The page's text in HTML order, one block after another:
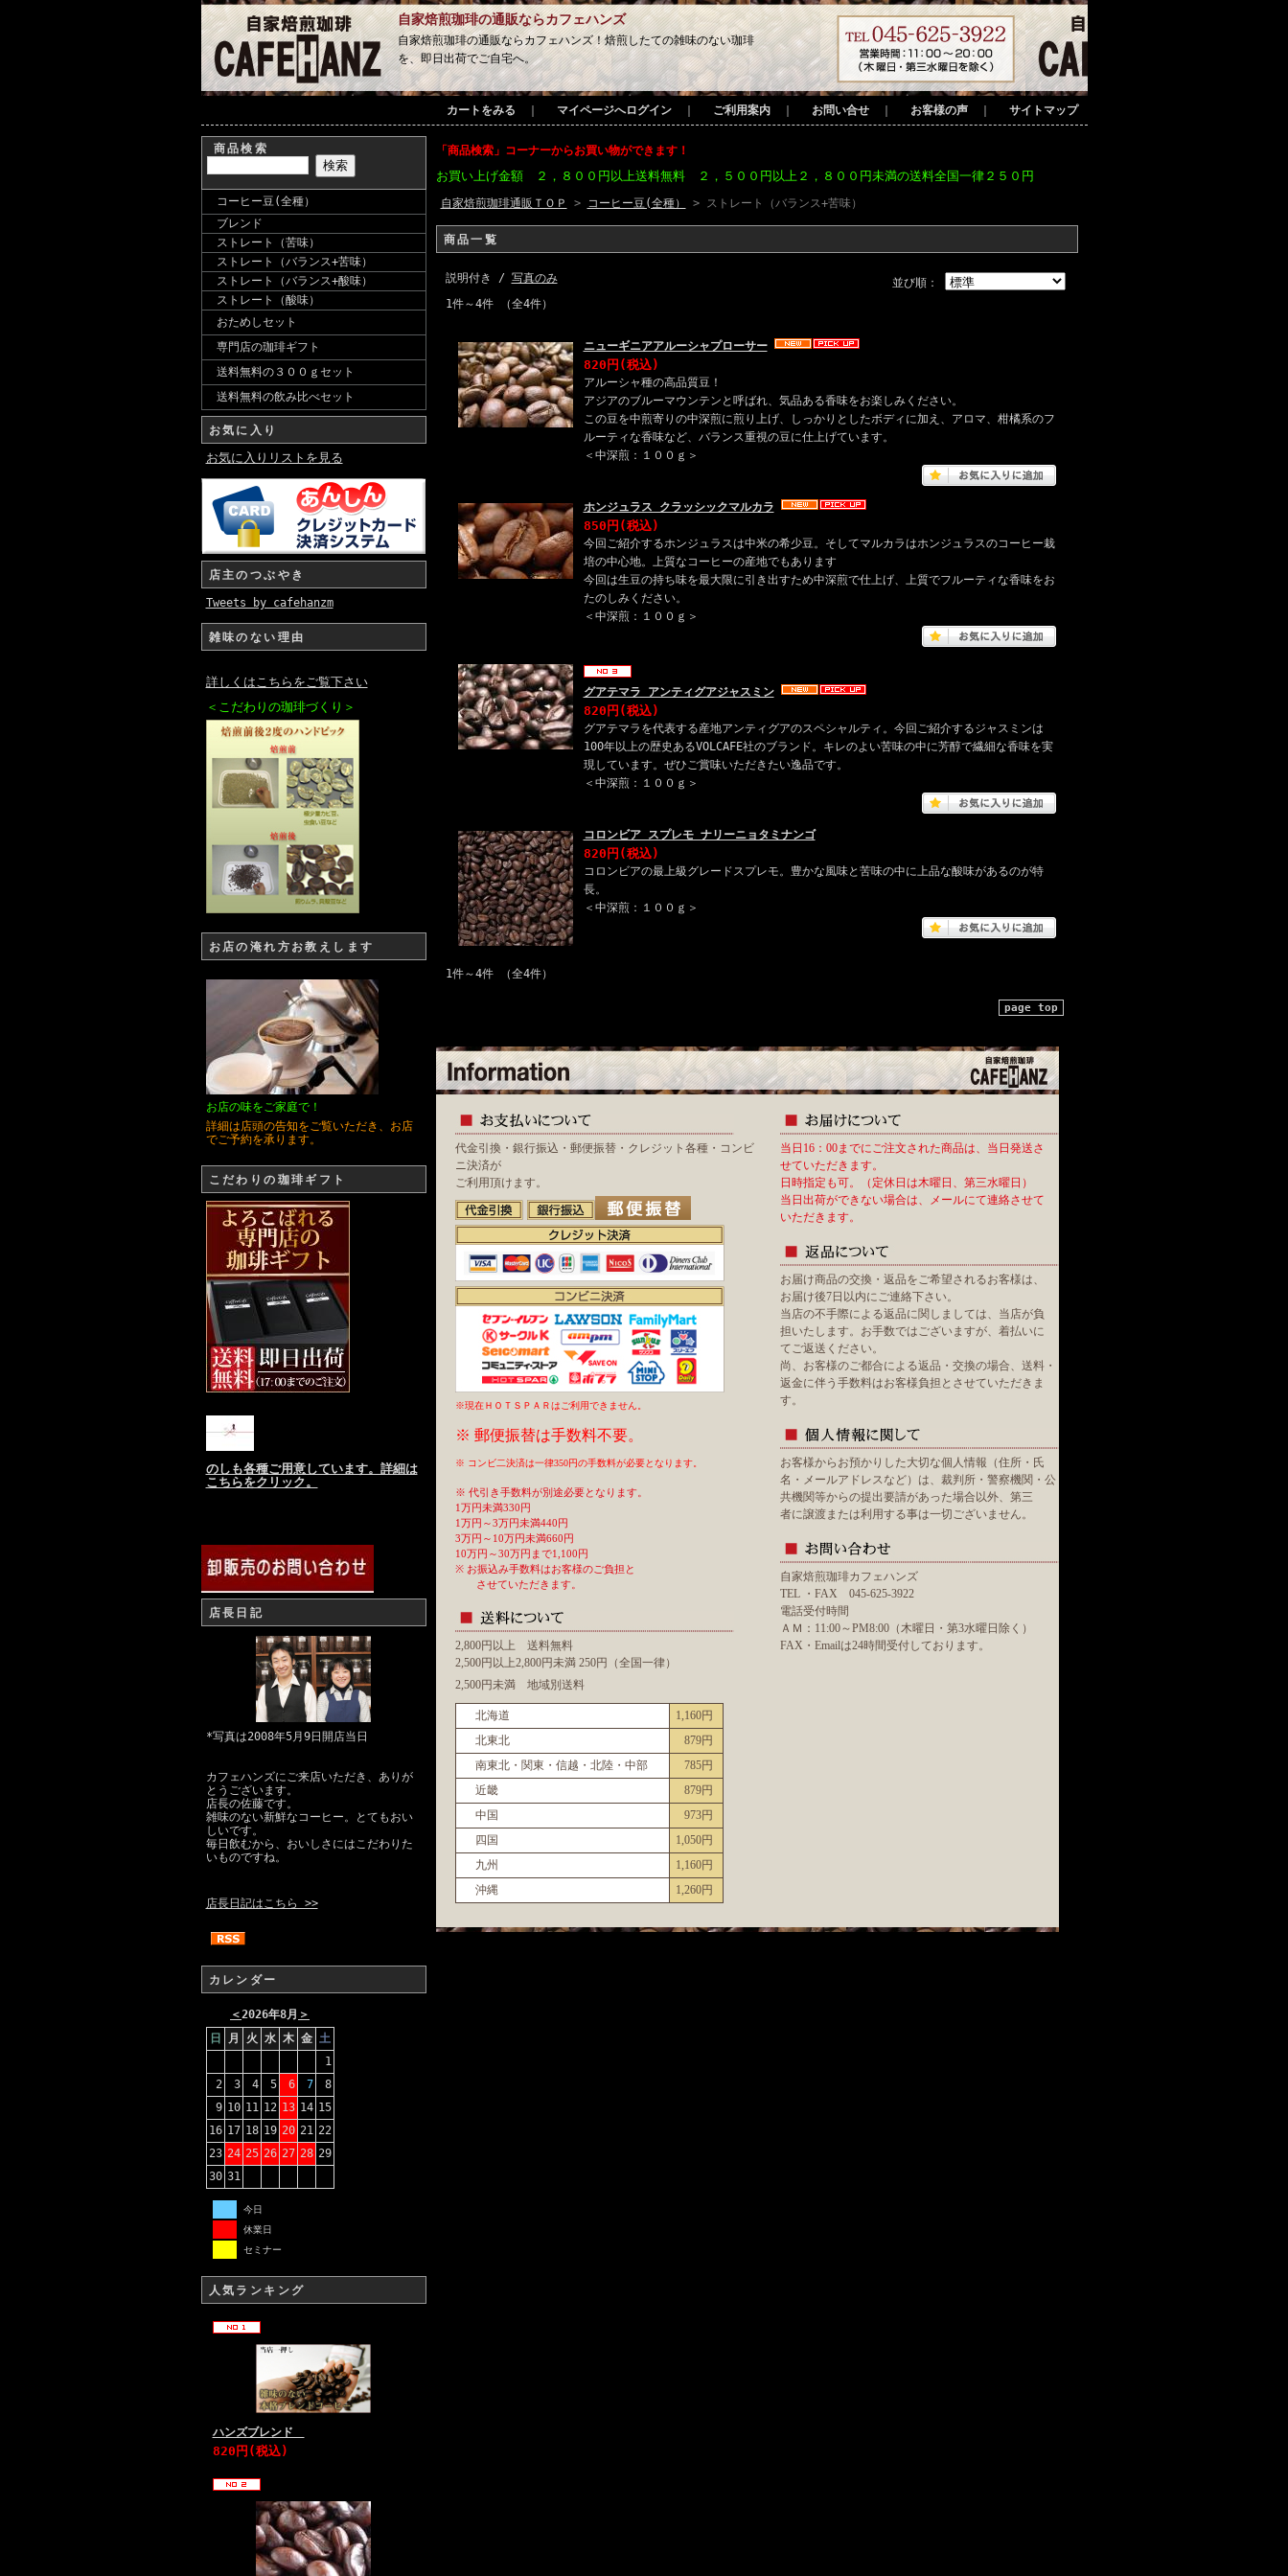
自家焙煎珈琲の通販ならカフェハンズ
自家焙煎珈琲の通販ならカフェハンズ！焙煎したての雑味のない珈琲
を、即日出荷でご自宅へ。
カートをみる マイページへログイン ご利用案内 お問い合せ お客様の声 サイトマップ
商品検索
コーヒー豆(全種）
ブレンド
ストレート（苦味）
ストレート（バランス+苦味）
ストレート（バランス+酸味）
ストレート（酸味）
おためしセット
専門店の珈琲ギフト
送料無料の３００ｇセット
送料無料の飲み比べセット
お気に入り
お気に入りリストを見る
店主のつぶやき
Tweets by cafehanzm
雑味のない理由
詳しくはこちらをご覧下さい
＜こだわりの珈琲づくり＞
お店の淹れ方お教えします
お店の味をご家庭で！
詳細は店頭の告知をご覧いただき、お店
でご予約を承ります。
こだわりの珈琲ギフト
のしも各種ご用意しています。詳細は
こちらをクリック。
店長日記
*写真は2008年5月9日開店当日
カフェハンズにご来店いただき、ありが
とうございます。
店長の佐藤です。
雑味のない新鮮なコーヒー。とてもおい
しいです。
毎日飲むから、おいしさにはこだわりた
いものですね。
店長日記はこちら >>
カレンダー
＜2026年8月 ＞
日
月 火 水 木 金 土
1
2
3 4 5 6 7
8
9 10 11 12 13 14 15
16 17 18 19 20 21 22
23 24 25 26 27 28 29
30 31
今日
休業日
セミナー
人気ランキング
ハンズブレンド
820円(税込)
「商品検索」コーナーからお買い物ができます！
お買い上げ金額 ２，８００円以上送料無料 ２，５００円以上２，８００円未満の送料全国一律２５０円
自家焙煎珈琲通販ＴＯＰ > コーヒー豆(全種） > ストレート（バランス+苦味）
商品一覧
並び順：
説明付き / 写真のみ
1件～4件 （全4件）
ニューギニアアルーシャプローサー
820円(税込)
アルーシャ種の高品質豆！
アジアのブルーマウンテンと呼ばれ、気品ある香味をお楽しみください。
この豆を中煎寄りの中深煎に煎り上げ、しっかりとしたボディに加え、アロマ、柑橘系のフ
ルーティな香味など、バランス重視の豆に仕上げています。
＜中深煎：１００ｇ＞
ホンジュラス クラッシックマルカラ
850円(税込)
今回ご紹介するホンジュラスは中米の希少豆。そしてマルカラはホンジュラスのコーヒー栽
培の中心地。上質なコーヒーの産地でもあります
今回は生豆の持ち味を最大限に引き出すため中深煎で仕上げ、上質でフルーティな香味をお
たのしみください。
＜中深煎：１００ｇ＞
グアテマラ アンティグアジャスミン
820円(税込)
グアテマラを代表する産地アンティグアのスペシャルティ。今回ご紹介するジャスミンは
100年以上の歴史あるVOLCAFE社のブランド。キレのよい苦味の中に芳醇で繊細な香味を実
現しています。ぜひご賞味いただきたい逸品です。
＜中深煎：１００ｇ＞
コロンビア スプレモ ナリーニョタミナンゴ
820円(税込)
コロンビアの最上級グレードスプレモ。豊かな風味と苦味の中に上品な酸味があるのが特
長。
＜中深煎：１００ｇ＞
1件～4件 （全4件）
page top
代金引換・銀行振込・郵便振替・クレジット各種・コンビ
ニ決済が
ご利用頂けます。
※現在ＨＯＴＳＰＡＲはご利用できません。
※ 郵便振替は手数料不要。
※ コンビ二決済は一律350円の手数料が必要となります。
※ 代引き手数料が別途必要となります。
1万円未満330円
1万円～3万円未満440円
3万円～10万円未満660円
10万円～30万円まで1,100円
※ お振込み手数料はお客様のご負担と
させていただきます。
2,800円以上 送料無料
2,500円以上2,800円未満 250円（全国一律）
2,500円未満 地域別送料
北海道
1,160円
北東北
879円
南東北・関東・信越・北陸・中部
785円
近畿
879円
中国
973円
四国
1,050円
九州
1,160円
沖縄
1,260円
当日16：00までにご注文された商品は、当日発送さ
せていただきます。
日時指定も可。（定休日は木曜日、第三水曜日）
当日出荷ができない場合は、メールにて連絡させて
いただきます。
お届け商品の交換・返品をご希望されるお客様は、
お届け後7日以内にご連絡下さい。
当店の不手際による返品に関しましては、当店が負
担いたします。お手数ではございますが、着払いに
てご返送ください。
尚、お客様のご都合による返品・交換の場合、送料・
返金に伴う手数料はお客様負担とさせていただきま
す。
お客様からお預かりした大切な個人情報（住所・氏
名・メールアドレスなど）は、裁判所・警察機関・公
共機関等からの提出要請があった場合以外、第三
者に譲渡または利用する事は一切ございません。
自家焙煎珈琲カフェハンズ
TEL ・FAX 045-625-3922
電話受付時間
ＡＭ：11:00～PM8:00（木曜日・第3水曜日除く）
FAX・Emailは24時間受付しております。